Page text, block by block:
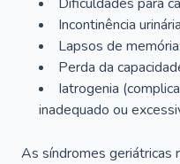
Incontinência
Lapsos de memória;
Perda da
Iatrogenia
inadequado ou
As síndromes geriátricas